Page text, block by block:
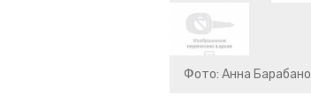
Фото: Анна